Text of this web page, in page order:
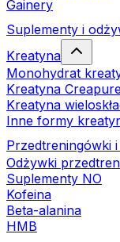
Gainery
Suplementy i
Kreatyna
Monohydrat
Kreatyna
Kreatyna
Inne formy
Przedtreningówki
Odżywki
Suplementy NO
Kofeina
Beta-alanina
HMB